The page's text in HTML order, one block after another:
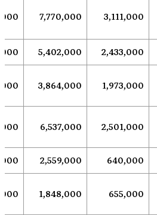
3,111,000
7,770,000
2,433,000
5,402,000
1,973,000
3,864,000
2,501,000
6,537,000
640,000
2,559,000
655,000
1,848,000